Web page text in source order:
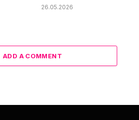
26.05.2026
ADD A COMMENT